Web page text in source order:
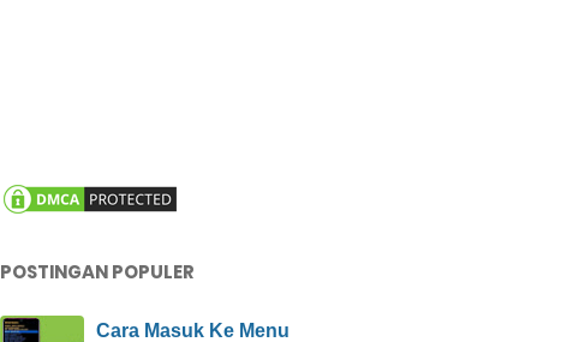
POSTINGAN POPULER
Cara Masuk Ke Menu